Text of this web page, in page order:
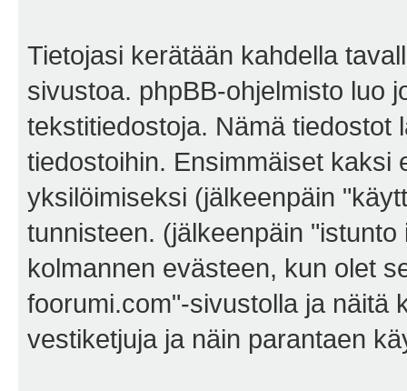
Tietojasi kerätään kahdella
sivustoa. phpBB-ohjelmisto luo
tekstitiedostoja. Nämä tiedostot
tiedostoihin. Ensimmäiset kaksi
yksilöimiseksi (jälkeenpäin
tunnisteen. (jälkeenpäin
kolmannen evästeen, kun olet
foorumi.com"-sivustolla ja näitä
vestiketjuja ja näin parantaen